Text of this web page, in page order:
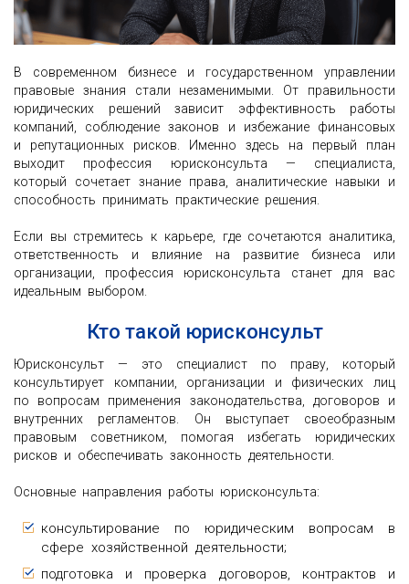
В современном бизнесе и государственном управлении
правовые знания стали незаменимыми. От правильности
юридических решений зависит эффективность работы
компаний, соблюдение законов и избежание финансовых
и репутационных рисков. Именно здесь на первый план
выходит профессия юрисконсульта — специалиста,
который сочетает знание права, аналитические навыки и
способность принимать практические решения.
Если вы стремитесь к карьере, где сочетаются аналитика,
ответственность и влияние на развитие бизнеса или
организации, профессия юрисконсульта станет для вас
идеальным выбором.
Кто такой юрисконсульт
Юрисконсульт — это специалист по праву, который
консультирует компании, организации и физических лиц
по вопросам применения законодательства, договоров и
внутренних регламентов. Он выступает своеобразным
правовым советником, помогая избегать юридических
рисков и обеспечивать законность деятельности.
Основные направления работы юрисконсульта:
консультирование по юридическим вопросам в
сфере хозяйственной деятельности;
подготовка и проверка договоров, контрактов и